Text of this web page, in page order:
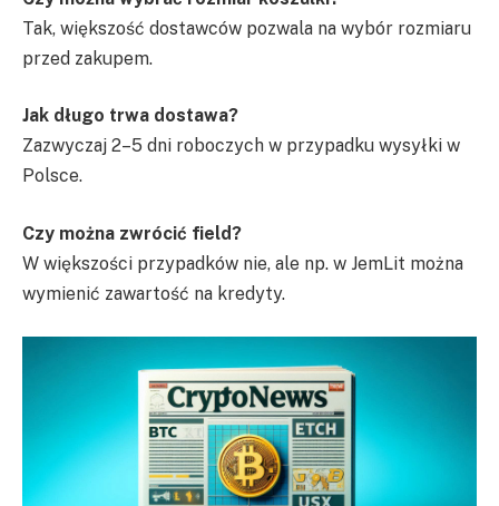
Tak, większość dostawców pozwala na wybór rozmiaru
przed zakupem.
Jak długo trwa dostawa?
Zazwyczaj 2–5 dni roboczych w przypadku wysyłki w
Polsce.
Czy można zwrócić field?
W większości przypadków nie, ale np. w JemLit można
wymienić zawartość na kredyty.